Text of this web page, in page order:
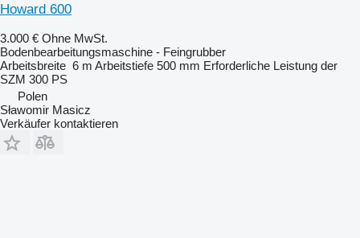
Howard 600
3.000 € Ohne MwSt.
Bodenbearbeitungsmaschine - Feingrubber
Arbeitsbreite 6 m Arbeitstiefe 500 mm Erforderliche Leistung der
SZM 300 PS
Polen
Sławomir Masicz
Verkäufer kontaktieren